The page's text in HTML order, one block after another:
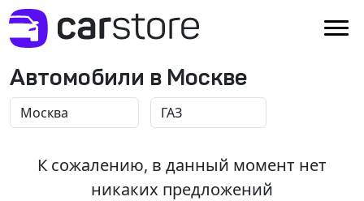
Автомобили в Москве
К сожалению, в данный момент нет
никаких предложений